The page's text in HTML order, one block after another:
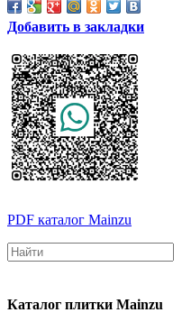
Добавить в закладки
PDF каталог Mainzu
Каталог плитки Mainzu